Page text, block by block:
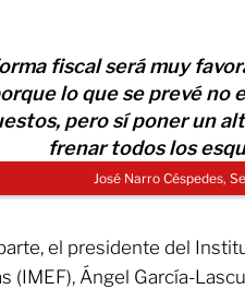
fiscal será muy
lo que se prevé no
pero sí poner un
frenar todos los
José Narro Céspedes,
el presidente del
(IMEF), Ángel García-